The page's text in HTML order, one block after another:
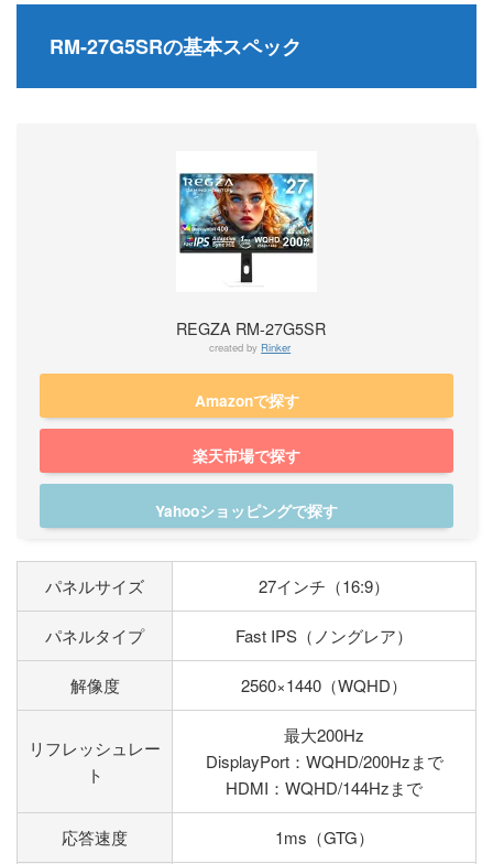
RM-27G5SRの基本スペック
REGZA RM-27G5SR
created by Rinker
Amazonで探す
楽天市場で探す
Yahooショッピングで探す
パネルサイズ 27インチ（16:9）
パネルタイプ Fast IPS（ノングレア）
解像度 2560×1440（WQHD）
リフレッシュレー
ト
最大200Hz
DisplayPort：WQHD/200Hzまで
HDMI：WQHD/144Hzまで
応答速度 1ms（GTG）